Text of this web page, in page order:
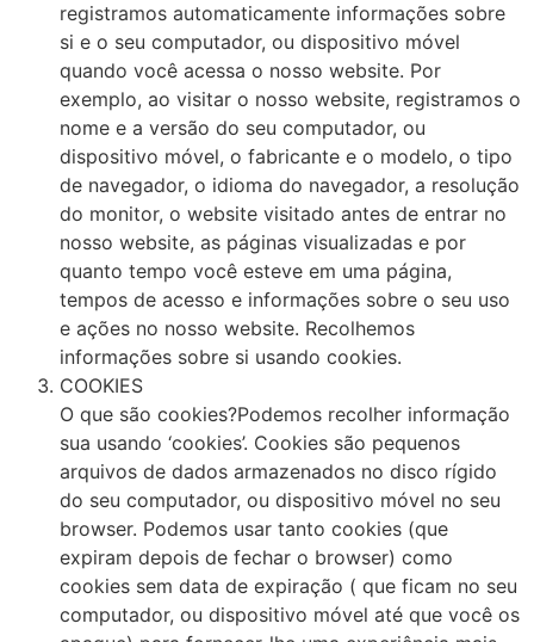
registramos automaticamente informações sobre
si e o seu computador, ou dispositivo móvel
quando você acessa o nosso website. Por
exemplo, ao visitar o nosso website, registramos o
nome e a versão do seu computador, ou
dispositivo móvel, o fabricante e o modelo, o tipo
de navegador, o idioma do navegador, a resolução
do monitor, o website visitado antes de entrar no
nosso website, as páginas visualizadas e por
quanto tempo você esteve em uma página,
tempos de acesso e informações sobre o seu uso
e ações no nosso website. Recolhemos
informações sobre si usando cookies.
COOKIES
O que são cookies?Podemos recolher informação
sua usando ‘cookies’. Cookies são pequenos
arquivos de dados armazenados no disco rígido
do seu computador, ou dispositivo móvel no seu
browser. Podemos usar tanto cookies (que
expiram depois de fechar o browser) como
cookies sem data de expiração ( que ficam no seu
computador, ou dispositivo móvel até que você os